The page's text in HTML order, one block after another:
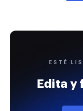
ESTÉ
Edita y